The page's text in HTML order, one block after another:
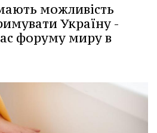
можливість
Україну -
форуму миру в